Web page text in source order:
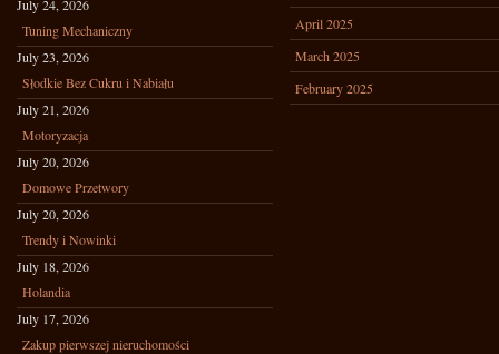
July 24, 2026
Tuning Mechaniczny
July 23, 2026
Słodkie Bez Cukru i Nabiału
July 21, 2026
Motoryzacja
July 20, 2026
Domowe Przetwory
July 20, 2026
Trendy i Nowinki
July 18, 2026
Holandia
July 17, 2026
Zakup pierwszej nieruchomości
April 2025
March 2025
February 2025